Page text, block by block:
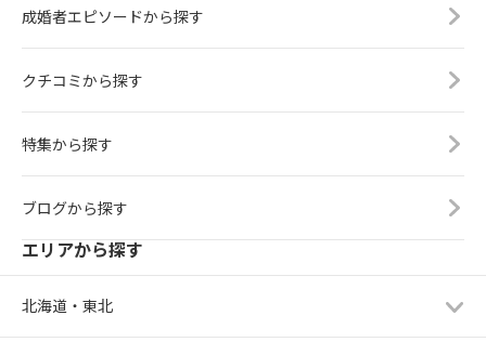
成婚者エピソードから探す
クチコミから探す
特集から探す
ブログから探す
エリアから探す
北海道・東北